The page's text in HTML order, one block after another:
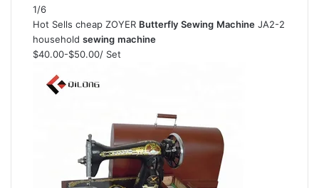
1/6
Hot Sells cheap ZOYER Butterfly Sewing Machine JA2-2
household sewing machine
$40.00-$50.00/ Set